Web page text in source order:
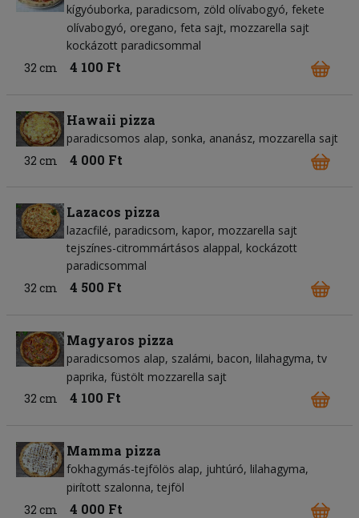
kígyóuborka paradicsom zöld olívabogyó fekete
olívabogyó oregano feta sajt mozzarella sajt
kockázott paradicsommal
32 cm
4 100 Ft
Hawaii pizza
paradicsomos alap sonka ananász mozzarella sajt
32 cm
4 000 Ft
Lazacos pizza
lazacfilé paradicsom kapor mozzarella sajt
tejszínes-citrommártásos alappal, kockázott
paradicsommal
32 cm
4 500 Ft
Magyaros pizza
paradicsomos alap szalámi bacon lilahagyma tv
paprika füstölt mozzarella sajt
32 cm
4 100 Ft
Mamma pizza
fokhagymás-tejfölös alap juhtúró lilahagyma
pirított szalonna tejföl
32 cm
4 000 Ft